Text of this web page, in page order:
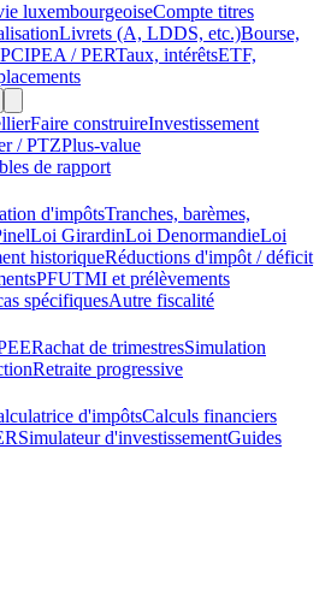
luxembourgeoiseCompte titres
Livrets (A, LDDS, etc.)Bourse,
PEA / PERTaux, intérêtsETF,
Faire construireInvestissement
/ PTZPlus-value
de rapport
d'impôtsTranches, barèmes,
Loi GirardinLoi DenormandieLoi
historiqueRéductions d'impôt / déficit
PFUTMI et prélèvements
spécifiquesAutre fiscalité
Rachat de trimestresSimulation
Retraite progressive
d'impôtsCalculs financiers
Simulateur d'investissementGuides